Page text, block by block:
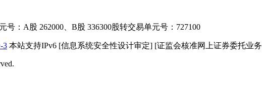
号：A股 262000、B股 336300股转交易单元号：727100
3 本站支持IPv6 [信息系统安全性设计审定] [证监会核准网上证券委托业